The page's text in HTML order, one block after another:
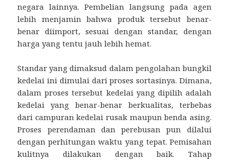
negara lainnya. Pembelian langsung pada agen
lebih menjamin bahwa produk tersebut benar-
benar diimport, sesuai dengan standar, dengan
harga yang tentu jauh lebih hemat.
Standar yang dimaksud dalam pengolahan bungkil
kedelai ini dimulai dari proses sortasinya. Dimana,
dalam proses tersebut kedelai yang dipilih adalah
kedelai yang benar-benar berkualitas, terbebas
dari campuran kedelai rusak maupun benda asing.
Proses perendaman dan perebusan pun dilalui
dengan perhitungan waktu yang tepat. Pemisahan
kulitnya dilakukan dengan baik. Tahap